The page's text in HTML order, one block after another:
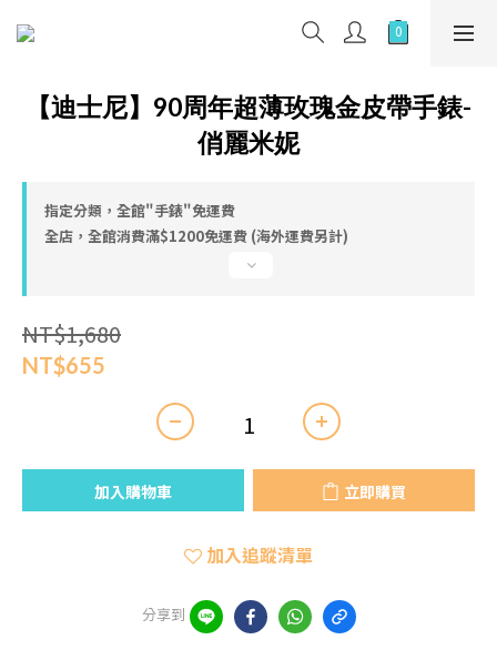
【迪士尼】90周年超薄玫瑰金皮帶手錶-
俏麗米妮
指定分類，全館"手錶"免運費
全店，全館消費滿$1200免運費 (海外運費另計)
NT$1,680
NT$655
加入購物車 立即購買
加入追蹤清單
分享到